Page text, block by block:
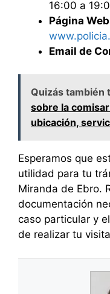
16:00 a
Página Web
Email de
Quizás también
sobre la
ubicación,
Esperamos que
utilidad para tu
Miranda de Ebro.
documentación
caso particular y
de realizar tu